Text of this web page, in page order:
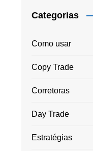
Categorias
Como usar
Copy Trade
Corretoras
Day Trade
Estratégias